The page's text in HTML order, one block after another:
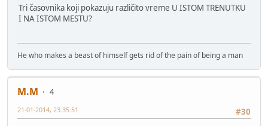
Tri časovnika koji pokazuju različito vreme U ISTOM TRENUTKU
I NA ISTOM MESTU?
He who makes a beast of himself gets rid of the pain of being a man
M.M
4
#30
21-01-2014, 23:35:51